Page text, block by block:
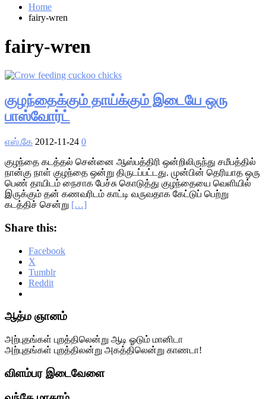
Home
fairy-wren
fairy-wren
குழந்தைக்கும் தாய்க்கும் இடையே ஒரு
பாஸ்வோர்ட்
எஸ்.கே 2012-11-24 0
குழந்தை கடத்தல் சென்னை ஆஸ்பத்திரி ஒன்றிலிருந்து சமீபத்தில்
நான்கு நாள் குழந்தை ஒன்று திருடப்பட்டது. முன்பின் தெரியாத ஒரு
பெண் தாயிடம் நைசாக பேச்சு கொடுத்து குழந்தையை வெளியில்
இருக்கும் தன் கணவரிடம் காட்டி வருவதாக கேட்டுப் பெற்று
கடத்திச் சென்று […]
Share this:
Facebook
X
Tumblr
Reddit
Primary
ஆத்ம ஞானம்
அற்புதங்கள் புறத்திலென்று ஆடி ஓடும் மானிடா
அற்புதங்கள் புறத்திலன்று அகத்திலென்று காணடா!
விளம்பர இடைவேளை